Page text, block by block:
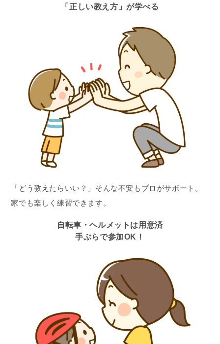
「正しい教え方」が学べる
「どう教えたらいい？」そんな不安もプロがサポート。
家でも楽しく練習できます。
自転車・ヘルメットは用意済
手ぶらで参加OK！